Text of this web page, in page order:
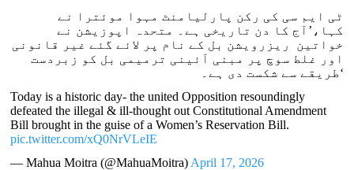
ٹی ایم سی کی رکن پارلیامنٹ مہوا موئترا نے
کہا،’آج کا دن تاریخی ہے۔ متحدہ اپوزیشن نے
خواتین ریزرویشن بل کے نام پر لائے گئے غیر قانونی
اور غلط سوچ پر مبنی آئینی ترمیمی بل کو زبردست
طریقے سے شکست دی ہے۔‘
Today is a historic day- the united Opposition resoundingly
defeated the illegal & ill-thought out Constitutional Amendment
Bill brought in the guise of a Women’s Reservation Bill.
pic.twitter.com/xQ0NrVLeIE
— Mahua Moitra (@MahuaMoitra) April 17, 2026